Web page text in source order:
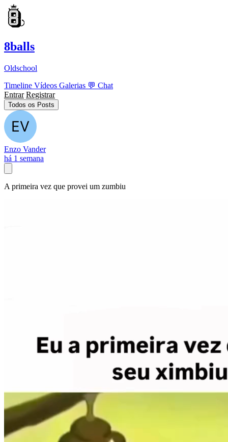
8balls
Oldschool
Timeline Vídeos Galerias 💬 Chat
Entrar Registrar
Todos os Posts
Enzo Vander
há 1 semana
A primeira vez que provei um zumbiu